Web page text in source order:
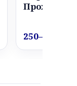
Прохолода
250–550 грн